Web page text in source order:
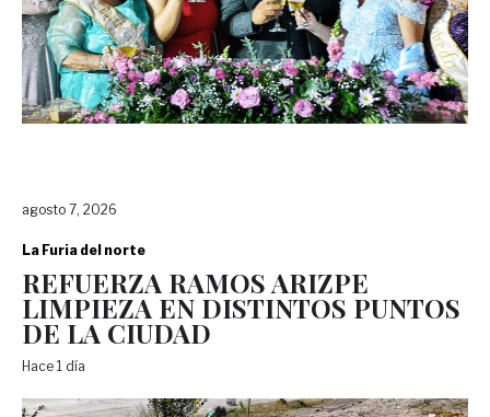
agosto 7, 2026
La Furia del norte
REFUERZA RAMOS ARIZPE
LIMPIEZA EN DISTINTOS PUNTOS
DE LA CIUDAD
Hace 1 día